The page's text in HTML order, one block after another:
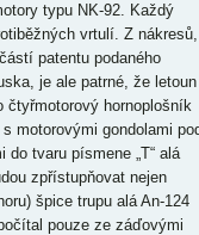
typu NK-92. Každý
vrtulí. Z nákresů,
patentu podaného
je ale patrné, že letoun
čtyřmotorový hornoplošník
motorovými gondolami
tvaru písmene „T“ alá
zpřístupňovat nejen
špice trupu alá An-124
pouze ze záďovými